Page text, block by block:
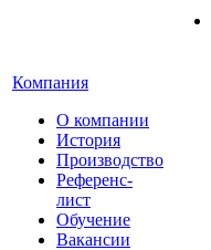
Компания
О компании
История
Производство
Референс-
лист
Обучение
Вакансии